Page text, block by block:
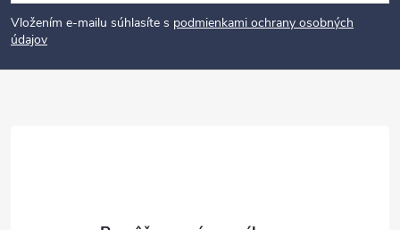
t
Vložením e-mailu súhlasíte s podmienkami ochrany osobných
údajov